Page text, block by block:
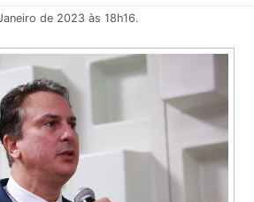
de 2023 às 18h16.